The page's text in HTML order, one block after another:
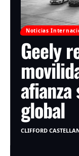
Noticias
Geely
afianza
global
CLIFFORD